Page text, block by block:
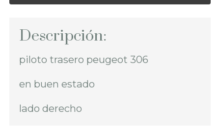
Descripción:
piloto trasero peugeot 306
en buen estado
lado derecho